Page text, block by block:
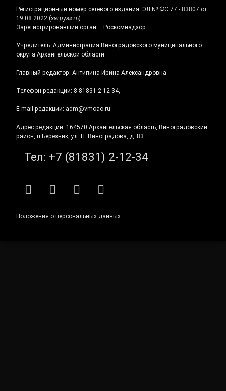
Регистрационный номер сетевого издания: ЭЛ № ФС 77 - 83807 от
19.08.2022.(загрузить)
Зарегистрировавший орган – Роскомнадзор.
Учредитель: Администрация Виноградовского муниципального
округа Архангельской области
Главный редактор: Антипина Ирина Александровна
Телефон редакции: 8-81831-2-12-34,
E-mail редакции: adm@vmoao.ru
Адрес редакции: 164570 Архангельская область, Виноградовский
район, п.Березник, ул. П. Виноградова, д. 83.
Тел: +7 (81831) 2-12-34
RSS E-mailВКонтакте
Telegram
Положения о персональных данных